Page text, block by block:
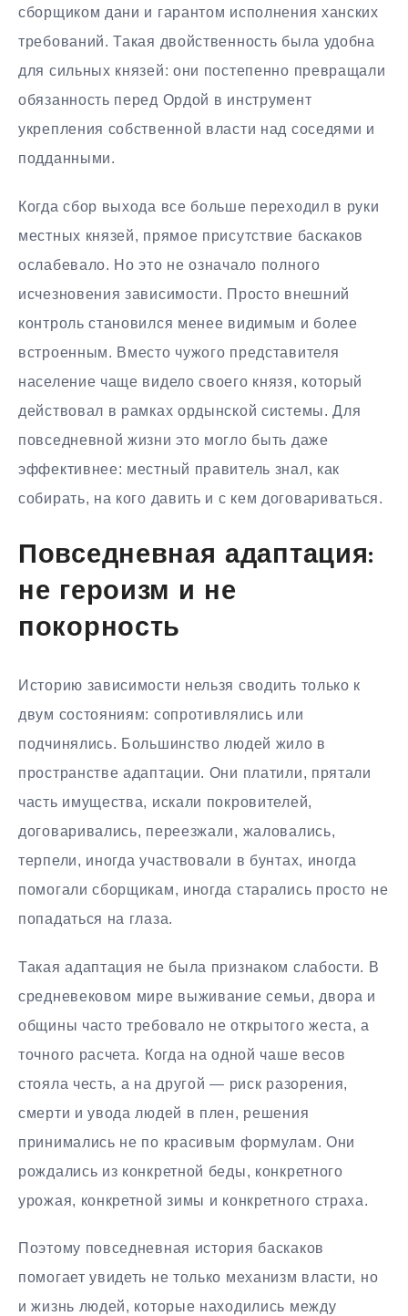
сборщиком дани и гарантом исполнения ханских
требований. Такая двойственность была удобна
для сильных князей: они постепенно превращали
обязанность перед Ордой в инструмент
укрепления собственной власти над соседями и
подданными.
Когда сбор выхода все больше переходил в руки
местных князей, прямое присутствие баскаков
ослабевало. Но это не означало полного
исчезновения зависимости. Просто внешний
контроль становился менее видимым и более
встроенным. Вместо чужого представителя
население чаще видело своего князя, который
действовал в рамках ордынской системы. Для
повседневной жизни это могло быть даже
эффективнее: местный правитель знал, как
собирать, на кого давить и с кем договариваться.
Повседневная адаптация:
не героизм и не
покорность
Историю зависимости нельзя сводить только к
двум состояниям: сопротивлялись или
подчинялись. Большинство людей жило в
пространстве адаптации. Они платили, прятали
часть имущества, искали покровителей,
договаривались, переезжали, жаловались,
терпели, иногда участвовали в бунтах, иногда
помогали сборщикам, иногда старались просто не
попадаться на глаза.
Такая адаптация не была признаком слабости. В
средневековом мире выживание семьи, двора и
общины часто требовало не открытого жеста, а
точного расчета. Когда на одной чаше весов
стояла честь, а на другой — риск разорения,
смерти и увода людей в плен, решения
принимались не по красивым формулам. Они
рождались из конкретной беды, конкретного
урожая, конкретной зимы и конкретного страха.
Поэтому повседневная история баскаков
помогает увидеть не только механизм власти, но
и жизнь людей, которые находились между